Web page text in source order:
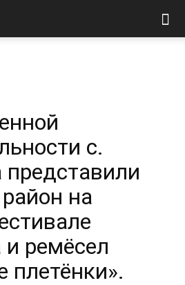
с.
на
ремёсел
плетёнки».